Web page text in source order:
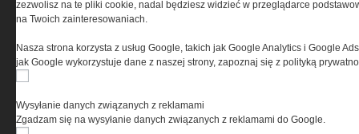
w tym w sposób dostosowany do indywidualnych potrzeb.
cookies oznacza, że będą one zamieszczane w Twoim
urządzeniu końcowym. W każdym momencie możesz
dokonać zmiany ustawień przeglądarki dotyczących
serwisu prosimy o zapoznanie się z naszą
prywatności
oraz informacją o cookies
zezwolisz na te pliki cookie, nadal będziesz widzieć w przeglądarce
na Twoich zainteresowaniach.
Nasza strona korzysta z usług Google, takich jak Google Analytics i Google
jak Google wykorzystuje dane z naszej strony, zapoznaj się z polityką
Wysyłanie danych związanych z reklamami
Zgadzam się na wysyłanie danych związanych z reklamami do Google.